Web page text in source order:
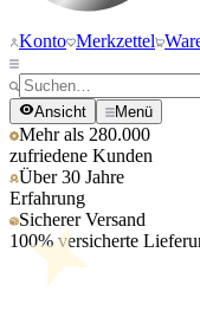
Konto Merkzettel
Ansicht Menü
Mehr als 280.000
zufriedene Kunden
Über 30 Jahre
Erfahrung
Sicherer Versand
100% versicherte